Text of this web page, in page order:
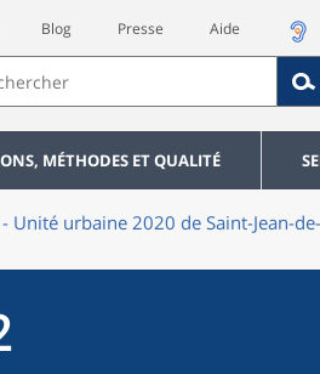
Blog Presse Aide
MÉTHODES ET QUALITÉ
Unité urbaine 2020 de Saint-Jean-